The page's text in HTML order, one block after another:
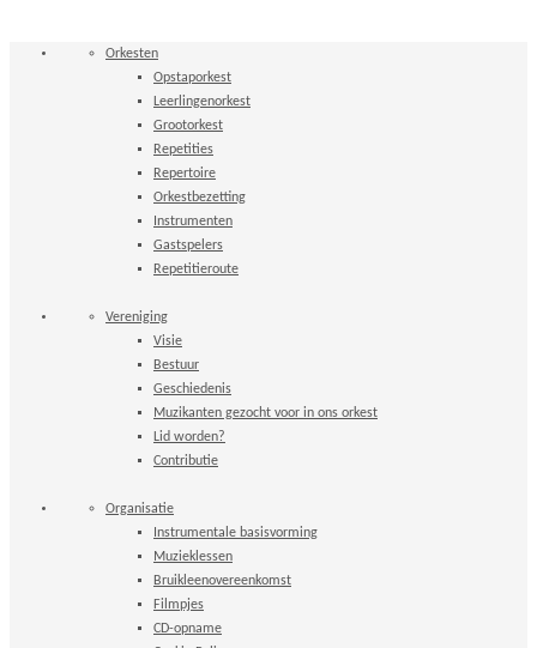
Orkesten
Opstaporkest
Leerlingenorkest
Grootorkest
Repetities
Repertoire
Orkestbezetting
Instrumenten
Gastspelers
Repetitieroute
Vereniging
Visie
Bestuur
Geschiedenis
Muzikanten gezocht voor in ons orkest
Lid worden?
Contributie
Organisatie
Instrumentale basisvorming
Muzieklessen
Bruikleenovereenkomst
Filmpjes
CD-opname